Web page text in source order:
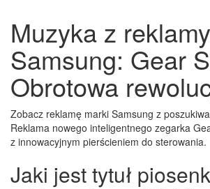
Muzyka z reklamy
Samsung: Gear
Obrotowa
Zobacz reklamę marki Samsung z
Reklama nowego inteligentnego zegarka
z innowacyjnym pierścieniem do sterowania.
Jaki jest tytuł